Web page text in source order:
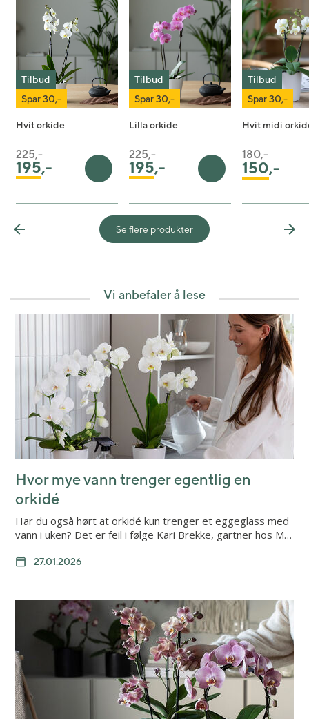
Tilbud
Spar 30,-
Hvit orkide
195,-
Pris satt ned fra
225,-til
Legg i handlekurv
Tilbud
Spar 30,-
Lilla orkide
195,-
Pris satt ned fra
225,-til
Legg i handlekurv
Tilbud
Spar 30,-
Hvit midi
150,-
Pris satt ned
180,-til
Previous Se flere produkter
Vi anbefaler å lese
Hvor mye vann trenger egentlig en
orkidé
Har du også hørt at orkidé kun trenger et eggeglass med
vann i uken? Det er feil i følge Kari Brekke, gartner hos M…
27.01.2026